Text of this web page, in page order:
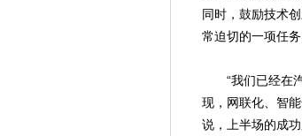
同时，鼓励技术
常迫切的一项任务
“我们已经在汽
现，网联化、智
说，上半场的成